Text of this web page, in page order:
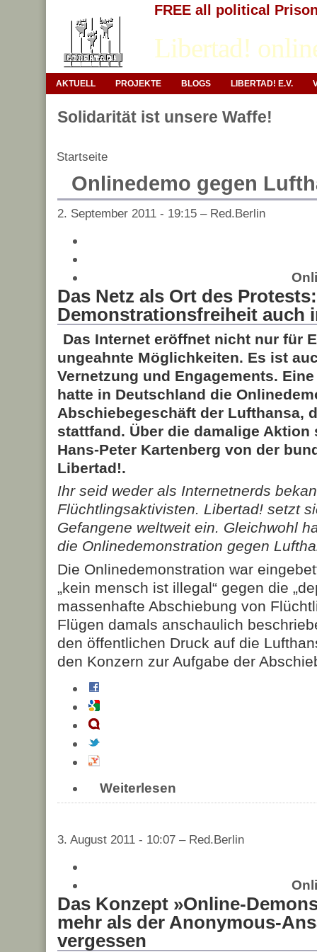
FREE all political
Libertad!
AKTUELL PROJEKTE BLOGS LIBERTAD! E.V.
Solidarität ist unsere Waffe!
Startseite
Onlinedemo gegen
2. September 2011 - 19:15 – Red.Berlin
Das Netz als Ort des
Demonstrationsfreiheit auch
Das Internet eröffnet nicht nur für
ungeahnte Möglichkeiten. Es ist
Vernetzung und Engagements.
hatte in Deutschland die
Abschiebegeschäft der Lufthansa,
stattfand. Über die damalige
Hans-Peter Kartenberg von der
Libertad!.
Ihr seid weder als Internetnerds
Flüchtlingsaktivisten. Libertad! setzt
Gefangene weltweit ein. Gleichwohl
die Onlinedemonstration gegen
Die Onlinedemonstration war
„kein mensch ist illegal“ gegen die
massenhafte Abschiebung von
Flügen damals anschaulich
den öffentlichen Druck auf die
den Konzern zur Aufgabe der
Weiterlesen
3. August 2011 - 10:07 – Red.Berlin
Das Konzept »Online-
mehr als der Anonymous-
vergessen